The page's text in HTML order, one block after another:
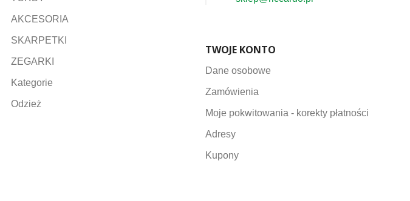
AKCESORIA
SKARPETKI
ZEGARKI
Kategorie
Odzież
TWOJE KONTO
Dane osobowe
Zamówienia
Moje pokwitowania - korekty płatności
Adresy
Kupony